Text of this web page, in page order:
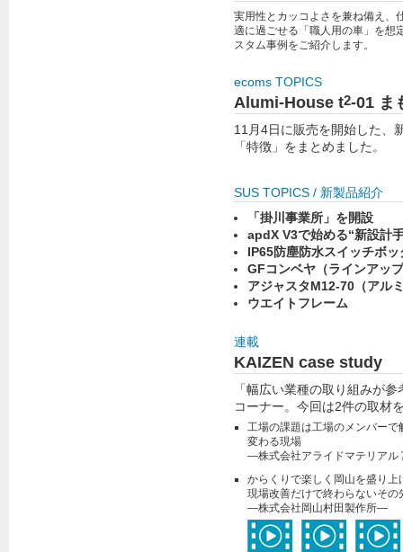
実用性とカッコよさを兼ね備え、
適に過ごせる「職人用の車」を想
スタム事例をご紹介します。
ecoms TOPICS
Alumi-House t2-01 ま
11月4日に販売を開始した、
「特徴」をまとめました。
SUS TOPICS / 新製品紹介
「掛川事業所」を開設
apdX V3で始める“新設計
IP65防塵防水スイッチボッ
GFコンベヤ（ラインアッ
アジャスタM12-70（アル
ウエイトフレーム
連載
KAIZEN case study
「幅広い業種の取り組みが
コーナー。今回は2件の取材
工場の課題は工場のメンバー
変わる現場
―株式会社アライドマテリア
からくりで楽しく岡山を盛り上
現場改善だけで終わらないその
―株式会社岡山村田製作所―